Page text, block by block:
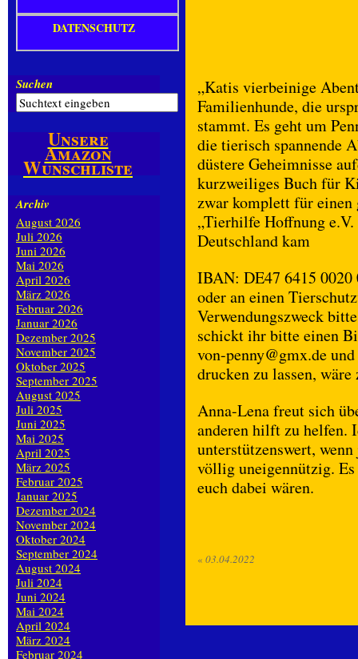
„Katis vierbeinige
Familienhunde, die
stammt. Es geht um
die tierisch spannende
düstere Geheimnisse
kurzweiliges Buch für
zwar komplett für einen
„Tierhilfe Hoffnung e.V.
Deutschland kam
IBAN: DE47 6415 0020
oder an einen
Verwendungszweck
schickt ihr bitte einen
von-penny@gmx.de
drucken zu lassen,
Anna-Lena freut sich
anderen hilft zu helfen.
unterstützenswert,
völlig uneigennützig.
euch dabei wären.
« 03.04.2022
DATENSCHUTZ
Suchen
Unsere
Amazon
Wunschliste
Archiv
August 2026
Juli 2026
Juni 2026
Mai 2026
April 2026
März 2026
Februar 2026
Januar 2026
Dezember 2025
November 2025
Oktober 2025
September 2025
August 2025
Juli 2025
Juni 2025
Mai 2025
April 2025
März 2025
Februar 2025
Januar 2025
Dezember 2024
November 2024
Oktober 2024
September 2024
August 2024
Juli 2024
Juni 2024
Mai 2024
April 2024
März 2024
Februar 2024